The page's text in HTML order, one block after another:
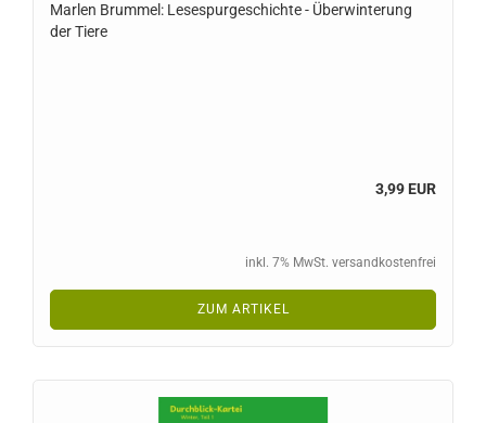
Marlen Brummel: Lesespurgeschichte - Überwinterung
der Tiere
3,99 EUR
inkl. 7% MwSt. versandkostenfrei
ZUM ARTIKEL